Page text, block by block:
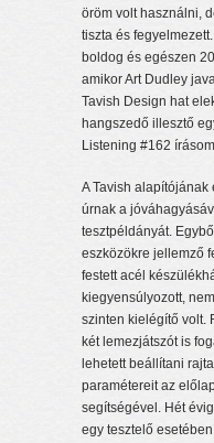
öröm volt használni,
tiszta és
boldog és egészen
amikor Art Dudley
Tavish Design hat
hangszedő illesztő
Listening #162
A Tavish
úrnak a
tesztpéldányát.
eszközökre jellemző
festett acél
kiegyensúlyozott,
szinten kielégítő volt.
két lemezjátszót is
lehetett beállítani
paramétereit az
segítségével. Hét
egy tesztelő